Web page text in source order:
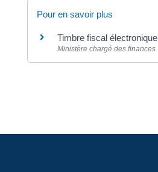
Pour en savoir plus
Timbre fiscal électronique
Ministère chargé des finances